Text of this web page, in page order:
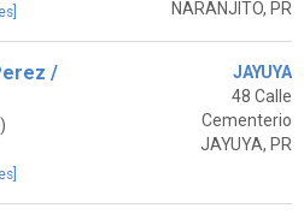
NARANJITO, PR
/
JAYUYA
48 Calle
Cementerio
JAYUYA, PR